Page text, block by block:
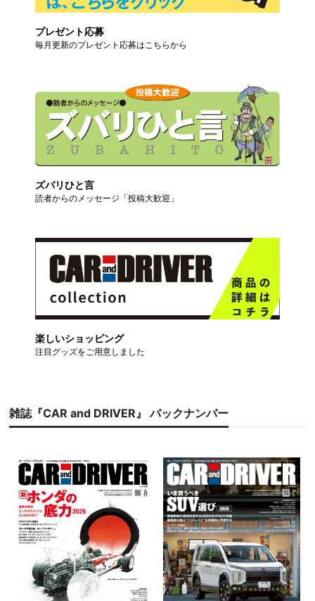
プレゼント応募
毎月更新のプレゼント応募はこちらから
ズバリひと言
読者からのメッセージ「投稿大歓迎」
楽しいショッピング
注目グッズをご用意しました
雑誌『CAR and DRIVER』 バックナンバー